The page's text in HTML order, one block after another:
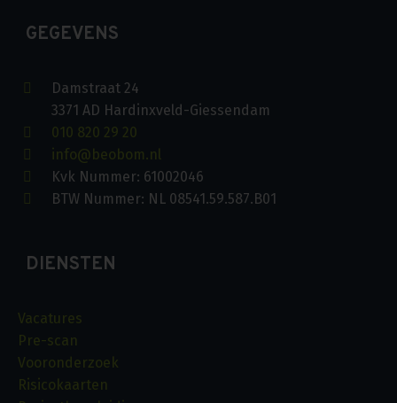
GEGEVENS
Damstraat 24
3371 AD Hardinxveld-Giessendam
010 820 29 20
info@beobom.nl
Kvk Nummer: 61002046
BTW Nummer: NL 08541.59.587.B01
DIENSTEN
Vacatures
Pre-scan
Vooronderzoek
Risicokaarten